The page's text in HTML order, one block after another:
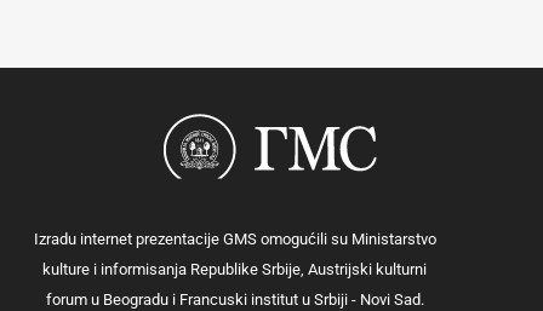
Izradu internet prezentacije GMS omogućili su Ministarstvo
kulture i informisanja Republike Srbije, Austrijski kulturni
forum u Beogradu i Francuski institut u Srbiji - Novi Sad.